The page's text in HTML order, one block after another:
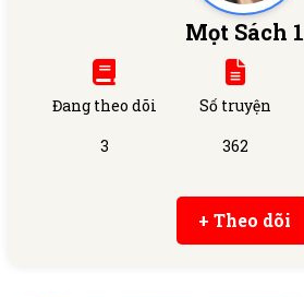
Mọt Sách 1
Đang theo dõi
3
Số truyện
362
+ Theo dõi